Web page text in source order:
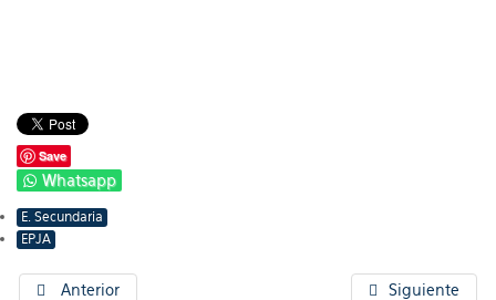
Save
Whatsapp
E. Secundaria
EPJA
Anterior Siguiente